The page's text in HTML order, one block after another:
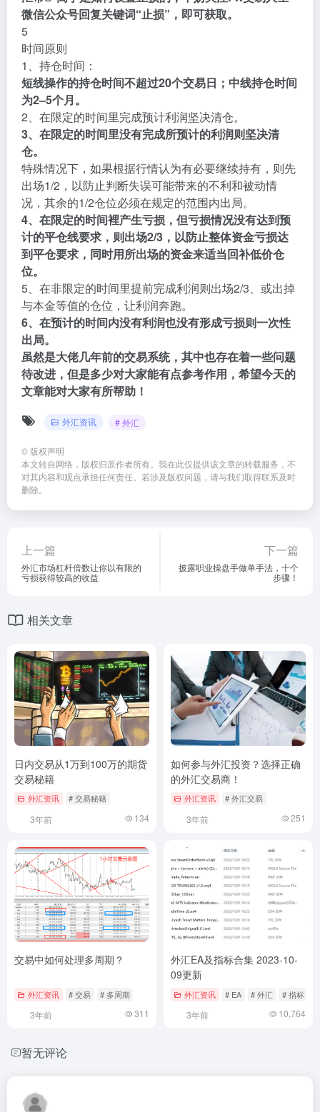
微信公众号回复关键词“止损”，即可获取。
5
时间原则
1、持仓时间：
短线操作的持仓时间不超过20个交易日；中线持仓时间
为2–5个月。
2、在限定的时间里完成预计利润坚决清仓。
3、在限定的时间里没有完成所预计的利润则坚决清
仓。
特殊情况下，如果根据行情认为有必要继续持有，则先
出场1/2，以防止判断失误可能带来的不利和被动情
况，其余的1/2仓位必须在规定的范围内出局。
4、在限定的时间裡产生亏损，但亏损情况没有达到预
计的平仓线要求，则出场2/3，以防止整体资金亏损达
到平仓要求，同时用所出场的资金来适当回补低价仓
位。
5、在非限定的时间里提前完成利润则出场2/3、或出掉
与本金等值的仓位，让利润奔跑。
6、在预计的时间内没有利润也没有形成亏损则一次性
出局。
虽然是大佬几年前的交易系统，其中也存在着一些问题
待改进，但是多少对大家能有点参考作用，希望今天的
文章能对大家有所帮助！
外汇资讯 # 外汇
© 版权声明
本文转自网络，版权归原作者所有。我在此仅提供该文章的转载服务，不
对其内容和观点承担任何责任。若涉及版权问题，请与我们取得联系及时
删除。
上一篇
外汇市场杠杆倍数让你以有限的
亏损获得较高的收益
下一篇
披露职业操盘手做单手法，十个
步骤！
相关文章
日内交易从1万到100万的期货
交易秘籍
外汇资讯 # 交易秘籍
3年前 134
如何参与外汇投资？选择正确
的外汇交易商！
外汇资讯 # 外汇交易
3年前 251
交易中如何处理多周期？
外汇资讯 # 交易 # 多周期
3年前 311
外汇EA及指标合集 2023-10-
09更新
外汇资讯 # EA # 外汇 # 指标
3年前 10,764
暂无评论